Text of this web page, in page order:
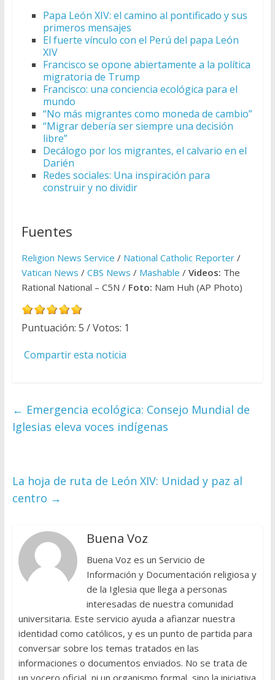
Papa León XIV: el camino al pontificado y sus
primeros mensajes
El fuerte vínculo con el Perú del papa León
XIV
Francisco se opone abiertamente a la política
migratoria de Trump
Francisco: una conciencia ecológica para el
mundo
“No más migrantes como moneda de cambio”
“Migrar debería ser siempre una decisión
libre”
Decálogo por los migrantes, el calvario en el
Darién
Redes sociales: Una inspiración para
construir y no dividir
Fuentes
Religion News Service / National Catholic Reporter/
Vatican News / CBS News / Mashable / Videos: The
Rational National – C5N / Foto: Nam Huh (AP Photo)
Puntuación: 5 / Votos: 1
Compartir esta noticia
← Emergencia ecológica: Consejo Mundial de
Iglesias eleva voces indígenas
La hoja de ruta de León XIV: Unidad y paz al
centro →
Buena Voz
Buena Voz es un Servicio de
Información y Documentación religiosa y
de la Iglesia que llega a personas
interesadas de nuestra comunidad
universitaria. Este servicio ayuda a afianzar nuestra
identidad como católicos, y es un punto de partida para
conversar sobre los temas tratados en las
informaciones o documentos enviados. No se trata de